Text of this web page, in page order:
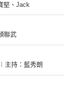
堅、Jack
聯武
主持：藍秀朗